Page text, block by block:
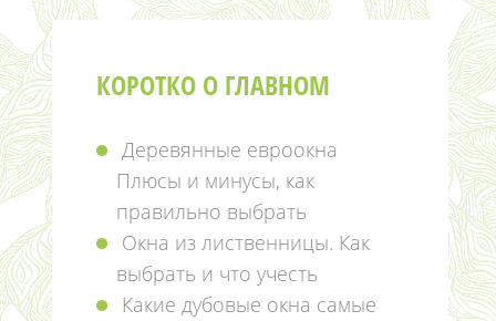
КОРОТКО О ГЛАВНОМ
Деревянные евроокна
Плюсы и минусы, как
правильно выбрать
Окна из лиственницы. Как
выбрать и что учесть
Какие дубовые окна самые